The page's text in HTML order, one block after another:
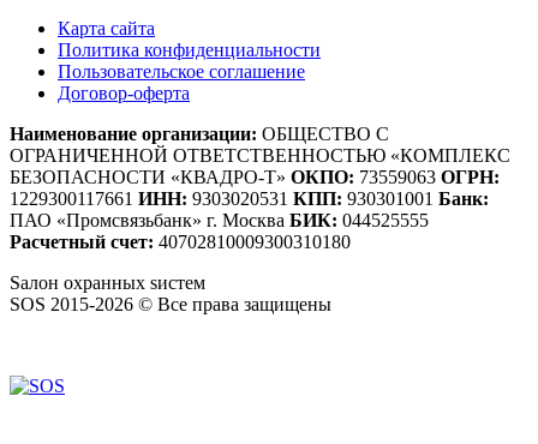
Карта сайта
Политика конфиденциальности
Пользовательское соглашение
Договор-оферта
Наименование организации: ОБЩЕСТВО С
ОГРАНИЧЕННОЙ ОТВЕТСТВЕННОСТЬЮ «КОМПЛЕКС
БЕЗОПАСНОСТИ «КВАДРО-Т» ОКПО: 73559063 ОГРН:
1229300117661 ИНН: 9303020531 КПП: 930301001 Банк:
ПАО «Промсвязьбанк» г. Москва БИК: 044525555
Расчетный счет: 40702810009300310180
Sалон охранных sистем
SOS 2015-2026 © Все права защищены